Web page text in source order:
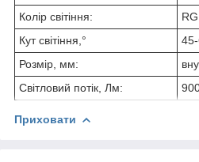
Колір світіння:
Кут світіння,°
Розмір, мм:
Світловий потік, Лм:
Приховати